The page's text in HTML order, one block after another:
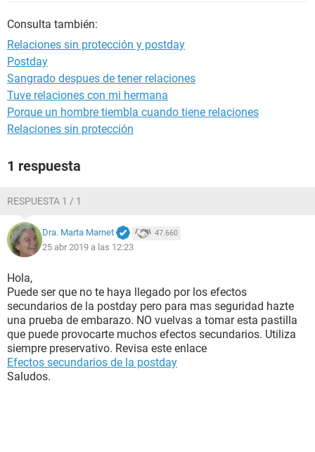
Consulta también:
Relaciones sin protección y postday
Postday
Sangrado despues de tener relaciones
Tuve relaciones con mi hermana
Porque un hombre tiembla cuando tiene relaciones
Relaciones sin protección
1 respuesta
RESPUESTA 1 / 1
Dra. Marta Marnet 47.660
25 abr 2019 a las 12:23
Hola,
Puede ser que no te haya llegado por los efectos
secundarios de la postday pero para mas seguridad hazte
una prueba de embarazo. NO vuelvas a tomar esta pastilla
que puede provocarte muchos efectos secundarios. Utiliza
siempre preservativo. Revisa este enlace
Efectos secundarios de la postday
Saludos.